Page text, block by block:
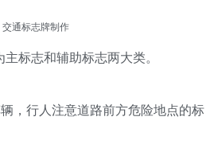
交通标志牌制作
主标志和辅助标志两大类。
行人注意道路前方危险地点的标